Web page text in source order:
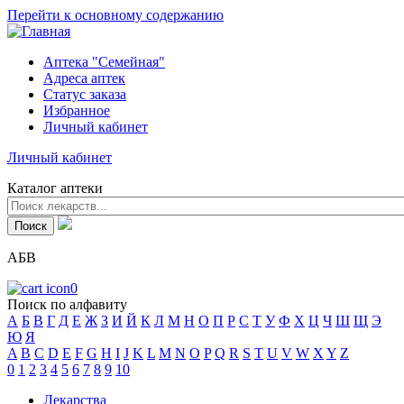
Перейти к основному содержанию
Аптека "Семейная"
Адреса аптек
Статус заказа
Избранное
Личный кабинет
Личный кабинет
Каталог аптеки
АБВ
0
Поиск по алфавиту
А Б В Г Д Е Ж З И Й К Л М Н О П Р С Т У Ф Х Ц Ч Ш Щ Э
Ю Я
A B C D E F G H I J K L M N O P Q R S T U V W X Y Z
0 1 2 3 4 5 6 7 8 9 10
Лекарства